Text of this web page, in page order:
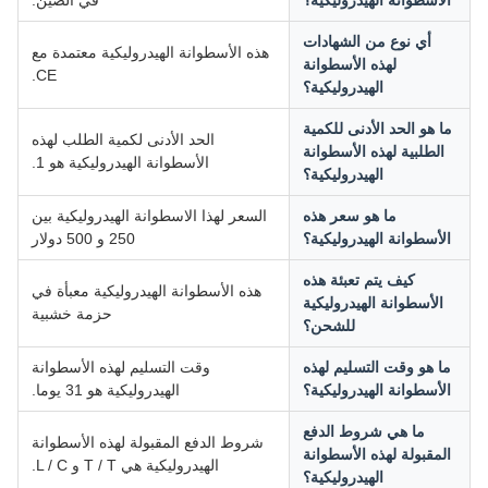
أي نوع من الشهادات
لهذه الأسطوانة
الهيدروليكية؟
هذه الأسطوانة الهيدروليكية معتمدة مع
ما هو الحد الأدنى للكمية
الطلبية لهذه الأسطوانة
الهيدروليكية؟
الحد الأدنى لكمية الطلب لهذه
الأسطوانة الهيدروليكية هو 1.
ما هو سعر هذه
الأسطوانة الهيدروليكية؟
السعر لهذا الاسطوانة الهيدروليكية بين
كيف يتم تعبئة هذه
الأسطوانة الهيدروليكية
للشحن؟
هذه الأسطوانة الهيدروليكية معبأة في
حزمة خشبية
ما هو وقت التسليم لهذه
الأسطوانة الهيدروليكية؟
وقت التسليم لهذه الأسطوانة
الهيدروليكية هو 31 يوما.
ما هي شروط الدفع
المقبولة لهذه الأسطوانة
الهيدروليكية؟
شروط الدفع المقبولة لهذه الأسطوانة
الهيدروليكية هي T / T و L / C.